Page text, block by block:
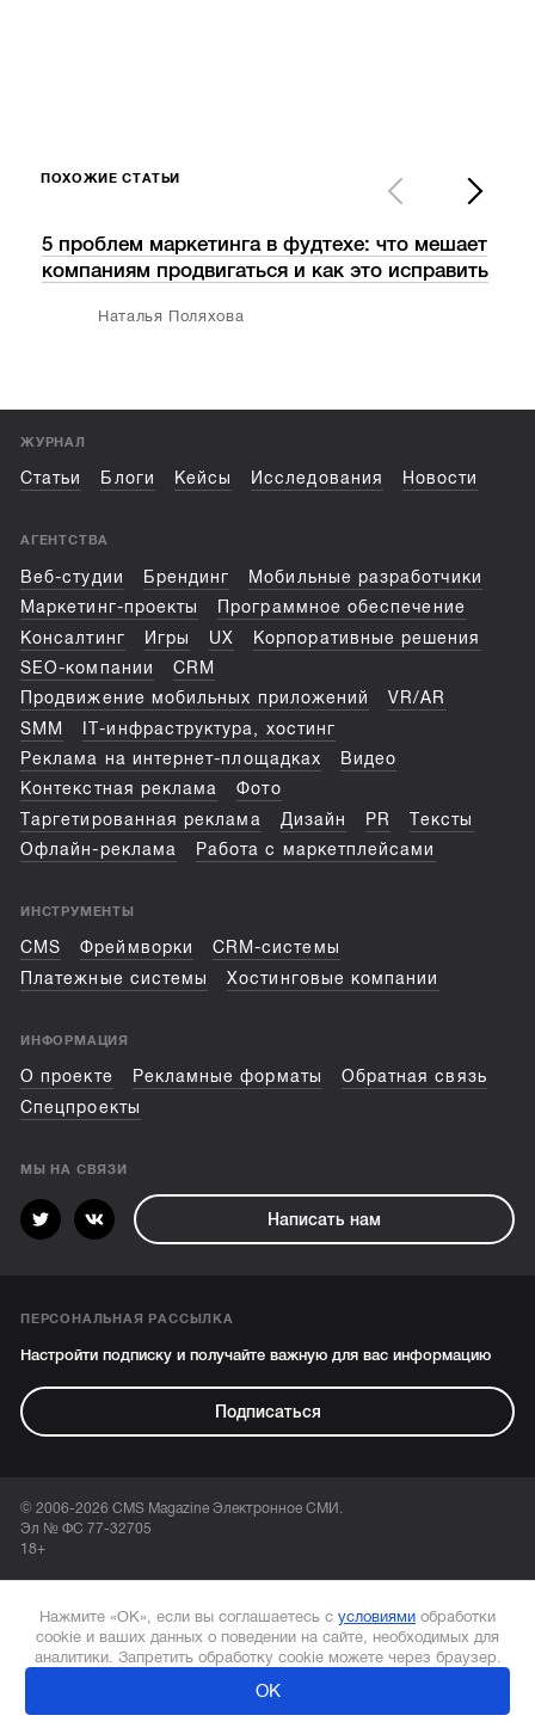
ПОХОЖИЕ СТАТЬИ
5 проблем маркетинга в фудтехе: что мешает
компаниям продвигаться и как это исправить
Наталья Поляхова
ЖУРНАЛ
Статьи Блоги Кейсы Исследования Новости
АГЕНТСТВА
Веб-студии Брендинг
Мобильные разработчики
Маркетинг-проекты
Программное обеспечение
Консалтинг
Игры UX
Корпоративные решения
SEO-компании
CRM
Продвижение мобильных приложений
VR/AR
SMM
IT-инфраструктура, хостинг
Реклама на интернет-площадках
Видео
Контекстная реклама
Фото
Таргетированная реклама
Дизайн PR
Тексты
Офлайн-реклама
Работа с маркетплейсами
ИНСТРУМЕНТЫ
CMS Фреймворки
CRM-системы
Платежные системы
Хостинговые компании
ИНФОРМАЦИЯ
О проекте Рекламные форматы
Обратная связь
Спецпроекты
МЫ НА СВЯЗИ
Написать нам
ПЕРСОНАЛЬНАЯ РАССЫЛКА
Настройти подписку и получайте важную для вас информацию
Подписаться
© 2006-2026 CMS Magazine Электронное СМИ.
Эл № ФС 77-32705
18+
Нажмите «ОК», если вы соглашаетесь с условиями обработки
cookie и ваших данных о поведении на сайте, необходимых для
аналитики. Запретить обработку cookie можете через браузер.
ОК